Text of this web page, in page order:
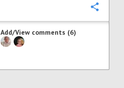
Add/View comments (6)